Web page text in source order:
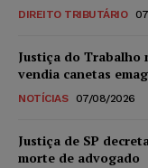
DIREITO TRIBUTÁRIO
Justiça do Trabalho
vendia canetas
NOTÍCIAS 07/08/2026
Justiça de SP
morte de advogado